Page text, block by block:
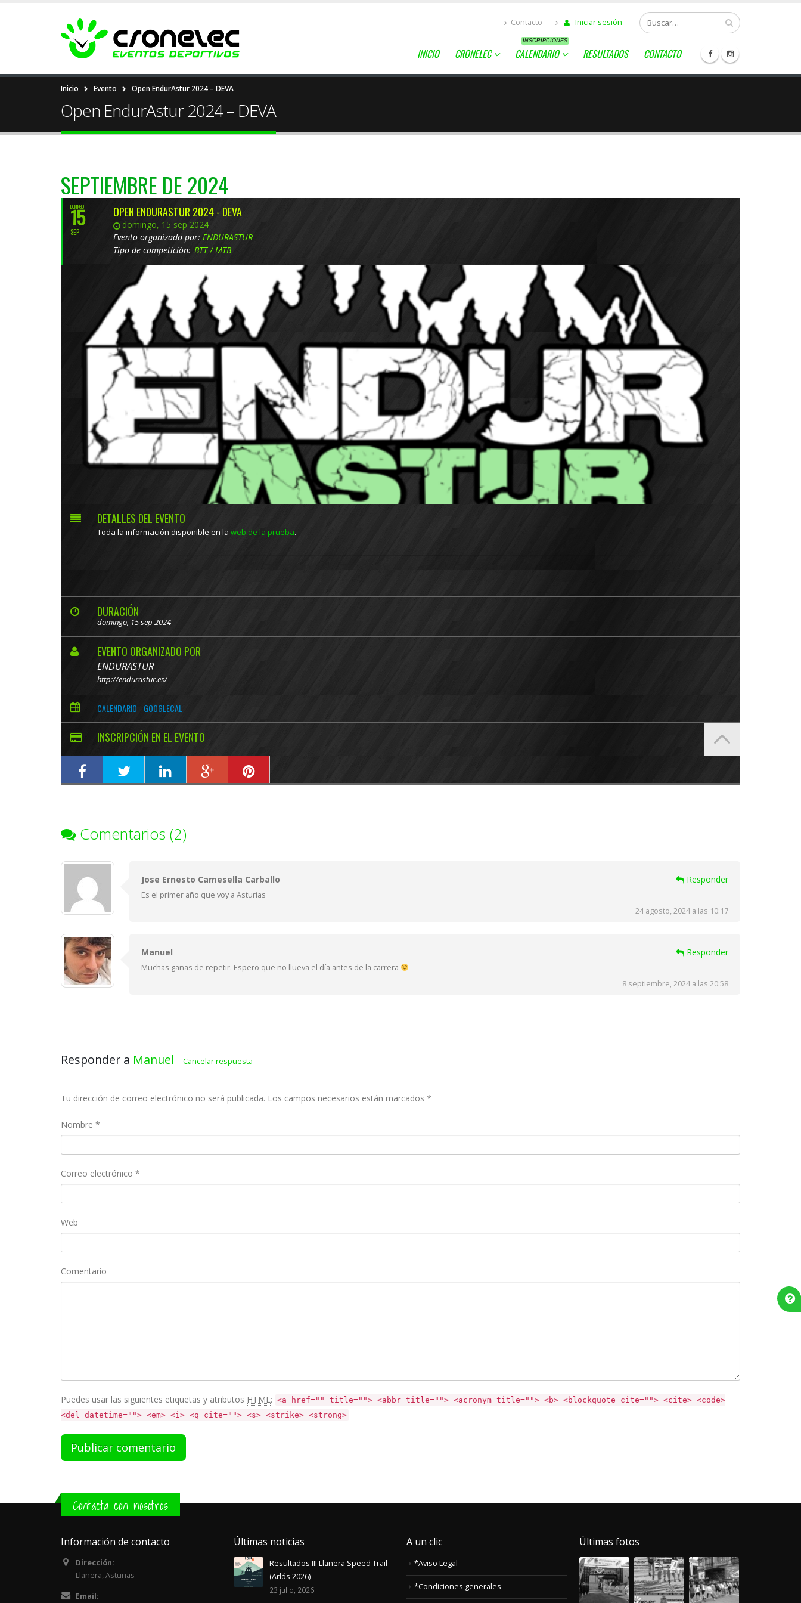
Contacto Iniciar sesión
INICIO CRONELEC CALENDARIO
INSCRIPCIONES
RESULTADOS CONTACTO
Inicio Evento Open EndurAstur 2024 – DEVA
Open EndurAstur 2024 – DEVA
SEPTIEMBRE DE 2024
DOMINGO
15
SEP
OPEN ENDURASTUR 2024 - DEVA
domingo, 15 sep 2024
Evento organizado por: ENDURASTUR
Tipo de competición: BTT / MTB
DETALLES DEL EVENTO
Toda la información disponible en la web de la prueba.
DURACIÓN
domingo, 15 sep 2024
EVENTO ORGANIZADO POR
ENDURASTUR
http://endurastur.es/
CALENDARIO GOOGLECAL
INSCRIPCIÓN EN EL EVENTO
Comentarios (2)
Jose Ernesto Camesella Carballo Responder
Es el primer año que voy a Asturias
24 agosto, 2024 a las 10:17
Manuel Responder
Muchas ganas de repetir. Espero que no llueva el día antes de la carrera
8 septiembre, 2024 a las 20:58
Responder a Manuel Cancelar respuesta
Tu dirección de correo electrónico no será publicada. Los campos necesarios están marcados *
Nombre *
Correo electrónico *
Web
Comentario
Puedes usar las siguientes etiquetas y atributos HTML: <a href="" title=""> <abbr title=""> <acronym title=""> <b> <blockquote cite=""> <cite> <code>
<del datetime=""> <em> <i> <q cite=""> <s> <strike> <strong>
Contacta con nosotros
Información de contacto
Dirección:
Llanera, Asturias
Email:
Últimas noticias
Resultados III Llanera Speed Trail
(Arlós 2026)
23 julio, 2026
A un clic
*Aviso Legal
*Condiciones generales
Últimas fotos